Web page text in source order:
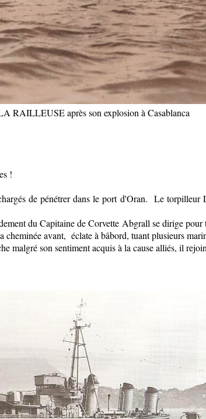
RAILLEUSE après son explosion à Casablanca
!
de pénétrer dans le port d'Oran. Le
du Capitaine de Corvette Abgrall se dirige
avant, éclate à bâbord, tuant plusieurs
malgré son sentiment acquis à la cause alliés, il